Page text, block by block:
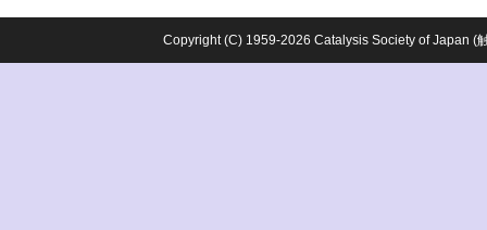
Copyright (C) 1959-2026 Catalysis Society of Japan (